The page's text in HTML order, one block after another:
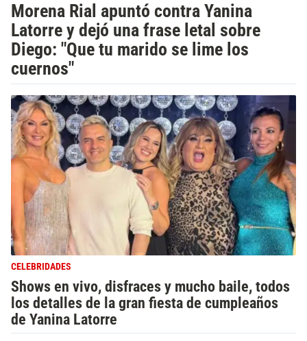
Morena Rial apuntó contra Yanina
Latorre y dejó una frase letal sobre
Diego: "Que tu marido se lime los
cuernos"
CELEBRIDADES
Shows en vivo, disfraces y mucho baile, todos
los detalles de la gran fiesta de cumpleaños
de Yanina Latorre